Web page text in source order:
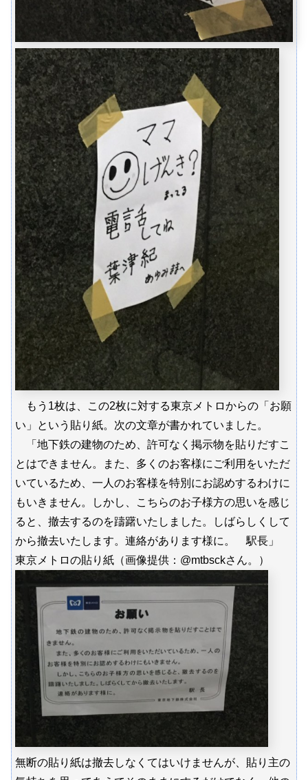
もう1枚は、この2枚に対する東京メトロからの「お願
い」という貼り紙。次の文章が書かれていました。
「地下鉄の建物のため、許可なく掲示物を貼りだすこ
とはできません。また、多くのお客様にご利用をいただ
いているため、一人のお客様を特別にお認めするわけに
もいきません。しかし、こちらのお子様方の思いを感じ
ると、撤去するのを躊躇いたしました。しばらしくして
から撤去いたします。連絡があります様に。 駅長」
東京メトロの貼り紙（画像提供：@mtbsckさん。）
無断の貼り紙は撤去しなくてはいけませんが、貼り主の